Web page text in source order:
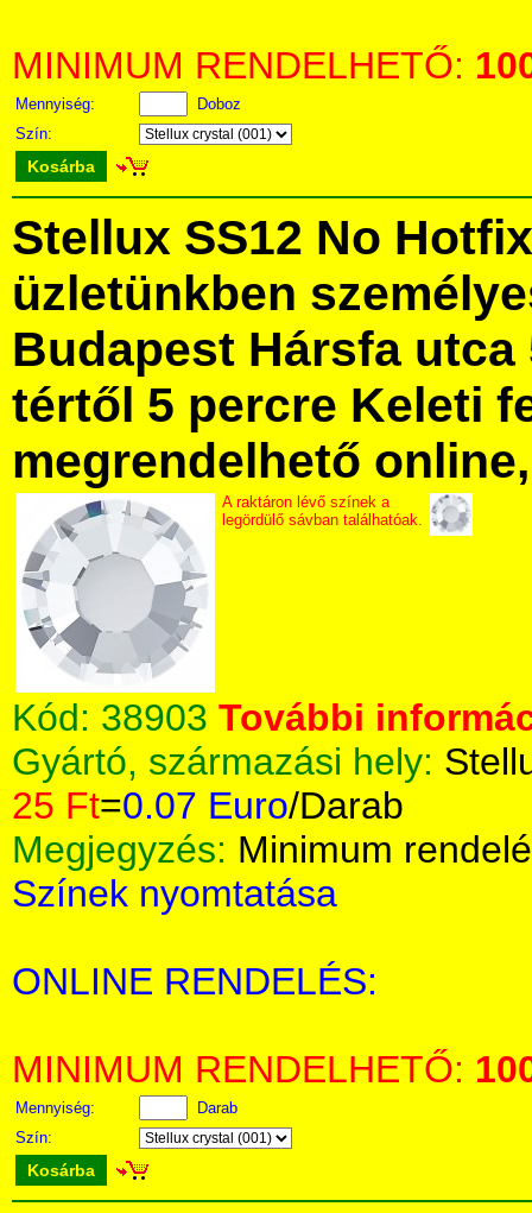
MINIMUM RENDELHETŐ:
Mennyiség:
Doboz
Szín:
Kosárba
Stellux SS12 No
üzletünkben
Budapest Hársfa utca
tértől 5 percre Keleti
megrendelhető
A raktáron lévő színek a
legördülő sávban találhatóak.
Kód: 38903 További
Gyártó, származási hely:
25 Ft=0.07 Euro/Darab
Megjegyzés: Minimum
Színek nyomtatása
ONLINE RENDELÉS:
MINIMUM RENDELHETŐ:
Mennyiség:
Darab
Szín:
Kosárba